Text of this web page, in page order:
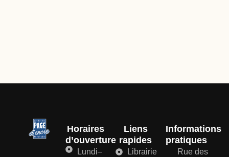
Horaires
d’ouverture
Lundi–
Liens
rapides
Librairie
Informations
pratiques
Rue des